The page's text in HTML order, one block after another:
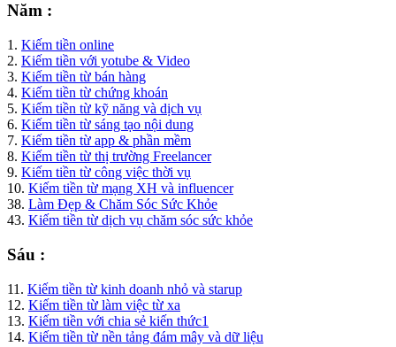
Năm :
1. Kiếm tiền online
2. Kiếm tiền với yotube & Video
3. Kiếm tiền từ bán hàng
4. Kiếm tiền từ chứng khoán
5. Kiếm tiền từ kỹ năng và dịch vụ
6. Kiếm tiền từ sáng tạo nội dung
7. Kiếm tiền từ app & phần mềm
8. Kiếm tiền từ thị trường Freelancer
9. Kiếm tiền từ công việc thời vụ
10. Kiếm tiền từ mạng XH và influencer
38. Làm Đẹp & Chăm Sóc Sức Khỏe
43. Kiếm tiền từ dịch vụ chăm sóc sức khỏe
Sáu :
11. Kiếm tiền từ kinh doanh nhỏ và starup
12. Kiếm tiền từ làm việc từ xa
13. Kiếm tiền với chia sẻ kiến thức1
14. Kiếm tiền từ nền tảng đám mây và dữ liệu